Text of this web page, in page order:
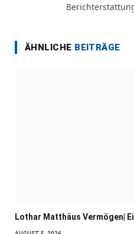
ÄHNLICHE BEITRÄGE
Lothar Matthäus Vermögen|